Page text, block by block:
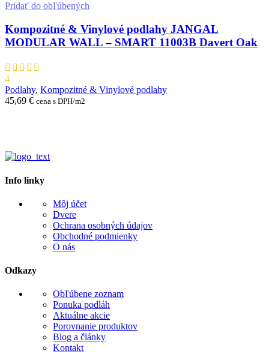
Pridať do obľúbených
Kompozitné & Vinylové podlahy JANGAL
MODULAR WALL – SMART 11003B Davert Oak
4
Podlahy, Kompozitné & Vinylové podlahy
45,69 € cena s DPH/m2
Info linky
Môj účet
Dvere
Ochrana osobných údajov
Obchodné podmienky
O nás
Odkazy
Obľúbene zoznam
Ponuka podláh
Aktuálne akcie
Porovnanie produktov
Blog a články
Kontakt